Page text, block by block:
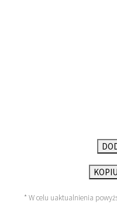
* W celu uaktualnienia